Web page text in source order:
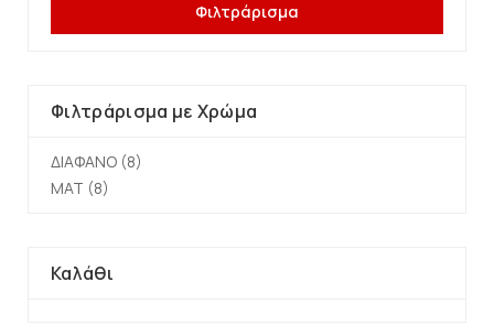
Φιλτράρισμα
Φιλτράρισμα με Χρώμα
ΔΙΑΦΑΝΟ (8)
ΜΑΤ (8)
Καλάθι